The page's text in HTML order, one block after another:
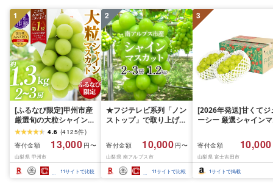
1
[ふるなび限定]甲州市産
厳選旬の大粒シャインマ
スカット 約1.3kg 2〜3
房[2026年発送]
(MG)B12-472 FN-
Limited-VO シャインマ
スカット フルーツ
4.6 (4125件)
寄付金額
13,000 円〜
山梨県 甲州市
11サイトで比較
2
★フジテレビ系列「ノン
ストップ」で取り上げら
先行予約]南アルプス市
産シャインマスカット
1.2kg以上(2〜3房)ふる
さと納税 おすすめ 山梨
県 南アルプス市 送料無
寄付金額 10,000 円〜
山梨県 南アルプス市
11サイトで比較
3
[2026年発送]甘くてジ
ーシー 厳選シャインマ
月前半(1〜15日)から
月下旬までの発送) フ
ーツ ぶどう 果物 山梨
産 2026 旬 大粒 高級
寄付金額 10,000
山梨県 富士吉田市
1サイトで掲載